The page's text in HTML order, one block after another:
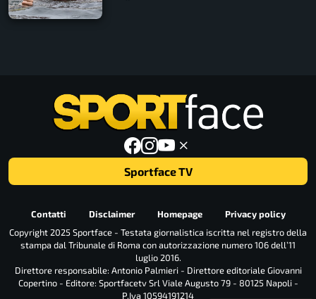
Sportface TV
Contatti Disclaimer Homepage
Privacy policy
Copyright 2025 Sportface - Testata giornalistica iscritta nel registro della
stampa dal Tribunale di Roma con autorizzazione numero 106 dell’11
luglio 2016.
Direttore responsabile: Antonio Palmieri - Direttore editoriale Giovanni
Copertino - Editore: Sportfacetv Srl Viale Augusto 79 - 80125 Napoli -
P.Iva 10594191214